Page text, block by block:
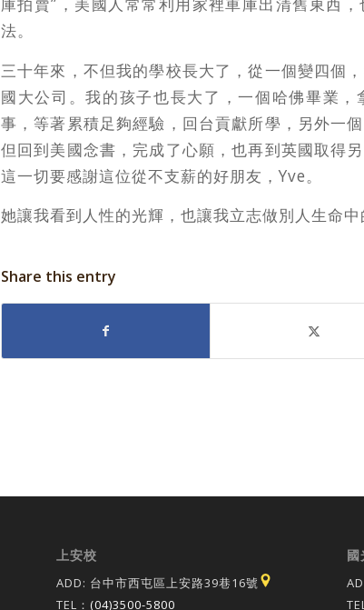
法。
三十年來，不但我的學校長大了，從一個變四個
國大公司。我的孩子也長大了，一個哈佛畢業
事，等著累積足夠經驗，回台貢獻所學，另外一
但回到美國念書，完成了心願，也再到英國取得
這一切要感謝這位從不支薪的好朋友，Yve。
她讓我看到人性的光輝，也讓我立志做別人生命中
Share this entry
上安校
ADD: 台中市西屯區上安路39巷16號
TEL： (04)3500-5800
國